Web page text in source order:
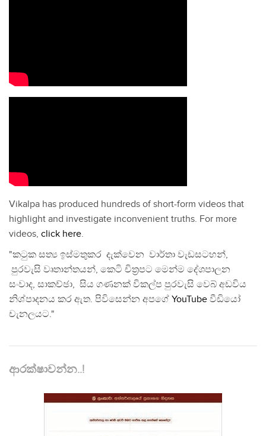
Vikalpa has produced hundreds of short-form videos that
highlight and investigate inconvenient truths. For more
videos, click here.
"කටුක සත්‍ය ඉස්මතුකර දැක්වෙන වාර්තා වැඩසටහන්,
පුරවැසි වෘතාන්තයන්, කෙටි චිත්‍රපට මෙන්ම දේශපාලන
සංවාද, සාකච්ඡා, සිය ගණනක් විකල්ප පුරවැසි වෙබ් අඩවිය
නිශ්පාදනය කර ඇත. පිවිසෙන්න අපගේ YouTube වීඩියෝ
චැනලයට."
ආරක්ෂාවන්න..!